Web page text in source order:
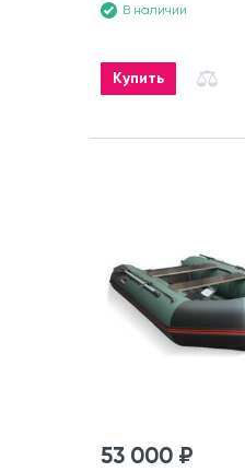
В наличии
Купить
53 000 ₽